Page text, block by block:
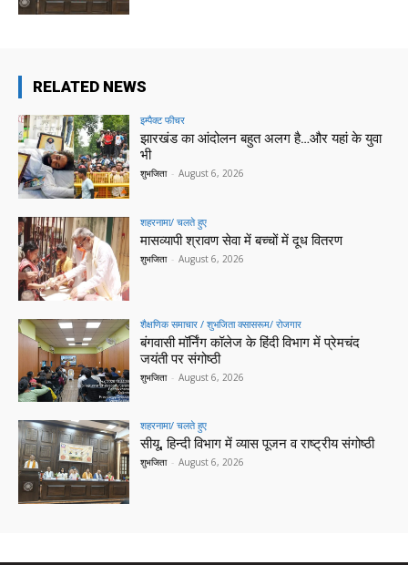
RELATED NEWS
इम्पैक्ट फीचर
झारखंड का आंदोलन बहुत अलग है…और यहां के युवा
भी
शुभजिता - August 6, 2026
शहरनामा/ चलते हुए
मासव्यापी श्रावण सेवा में बच्चों में दूध वितरण
शुभजिता - August 6, 2026
शैक्षणिक समाचार / शुभजिता क्सासरूम/ रोजगार
बंगवासी मॉर्निंग कॉलेज के हिंदी विभाग में प्रेमचंद
जयंती पर संगोष्ठी
शुभजिता - August 6, 2026
शहरनामा/ चलते हुए
सीयू, हिन्दी विभाग में व्यास पूजन व राष्ट्रीय संगोष्ठी
शुभजिता - August 6, 2026